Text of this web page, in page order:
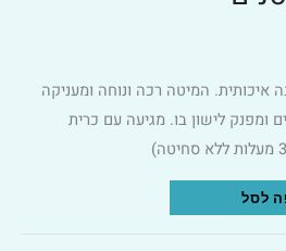
איכותית. המיטה רכה ונוחה ומעניקה
לישון בו. מגיעה עם כרית
לסל